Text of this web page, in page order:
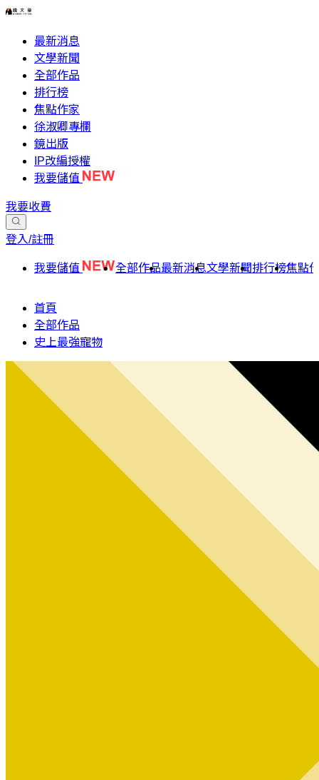
最新消息
文學新聞
全部作品
排行榜
焦點作家
徐淑卿專欄
鏡出版
IP改編授權
我要儲值
我要收費
登入/註冊
我要儲值 全部作品最新消息文學新聞排行榜焦點
首頁
全部作品
史上最強寵物